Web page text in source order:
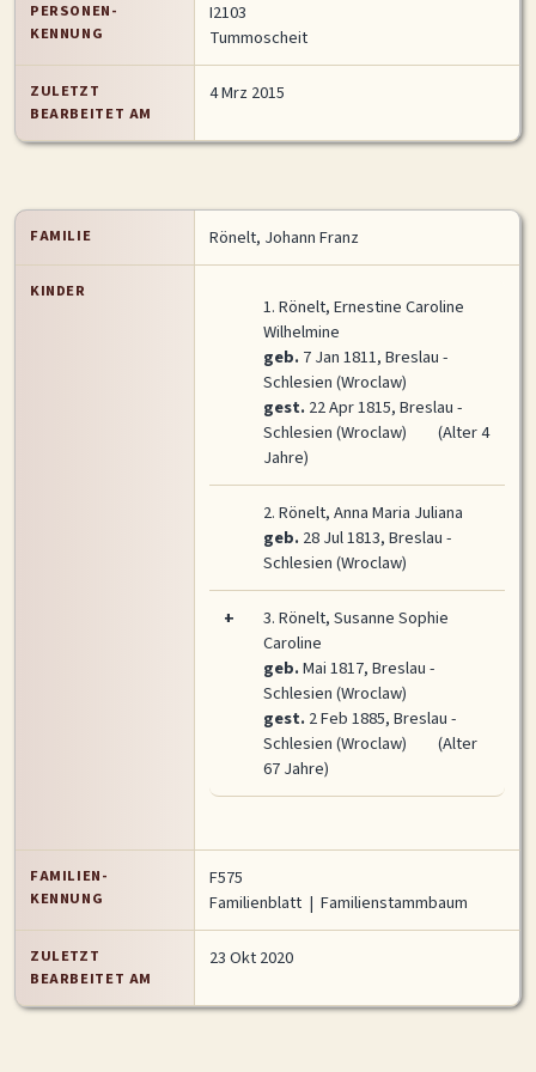
MITMACHEN
Personen-Suche Familien-Suche Gesucht-Most wanted!
Lesezeichen
SPRACHE / LANGUAGE
Deutsch English
PERSONEN-
KENNUNG
I2103
Tummoscheit
ZULETZT
BEARBEITET AM
4 Mrz 2015
FAMILIE Rönelt, Johann Franz
KINDER
1.Rönelt, Ernestine Caroline
Wilhelmine
geb.7 Jan 1811, Breslau -
Schlesien (Wroclaw)
gest.22 Apr 1815, Breslau -
Schlesien (Wroclaw)
(Alter 4
Jahre)
2.Rönelt, Anna Maria Juliana
geb.28 Jul 1813, Breslau -
Schlesien (Wroclaw)
+ 3.Rönelt, Susanne Sophie
Caroline
geb.Mai 1817, Breslau -
Schlesien (Wroclaw)
gest.2 Feb 1885, Breslau -
Schlesien (Wroclaw)
(Alter
67 Jahre)
FAMILIEN-
KENNUNG
F575
Familienblatt | Familienstammbaum
ZULETZT
BEARBEITET AM
23 Okt 2020